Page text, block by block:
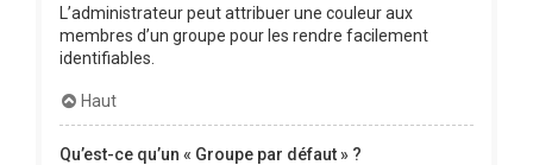
L’administrateur peut attribuer une couleur aux
membres d’un groupe pour les rendre facilement
identifiables.
Haut
Qu’est-ce qu’un « Groupe par défaut » ?